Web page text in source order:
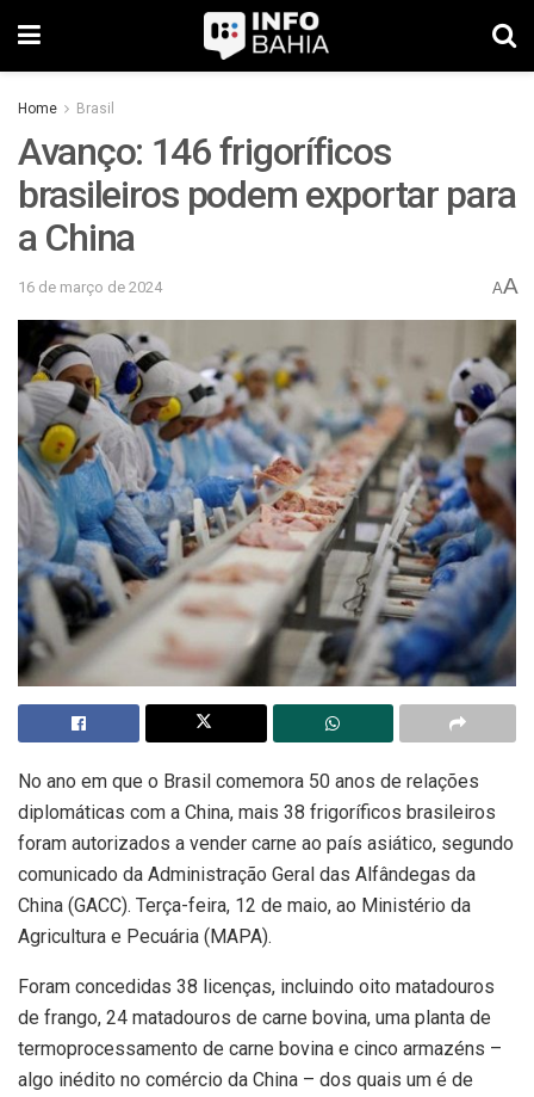
Home Brasil
Avanço: 146 frigoríficos
brasileiros podem exportar para
a China
16 de março de 2024 AA
No ano em que o Brasil comemora 50 anos de relações
diplomáticas com a China, mais 38 frigoríficos brasileiros
foram autorizados a vender carne ao país asiático, segundo
comunicado da Administração Geral das Alfândegas da
China (GACC). Terça-feira, 12 de maio, ao Ministério da
Agricultura e Pecuária (MAPA).
Foram concedidas 38 licenças, incluindo oito matadouros
de frango, 24 matadouros de carne bovina, uma planta de
termoprocessamento de carne bovina e cinco armazéns –
algo inédito no comércio da China – dos quais um é de